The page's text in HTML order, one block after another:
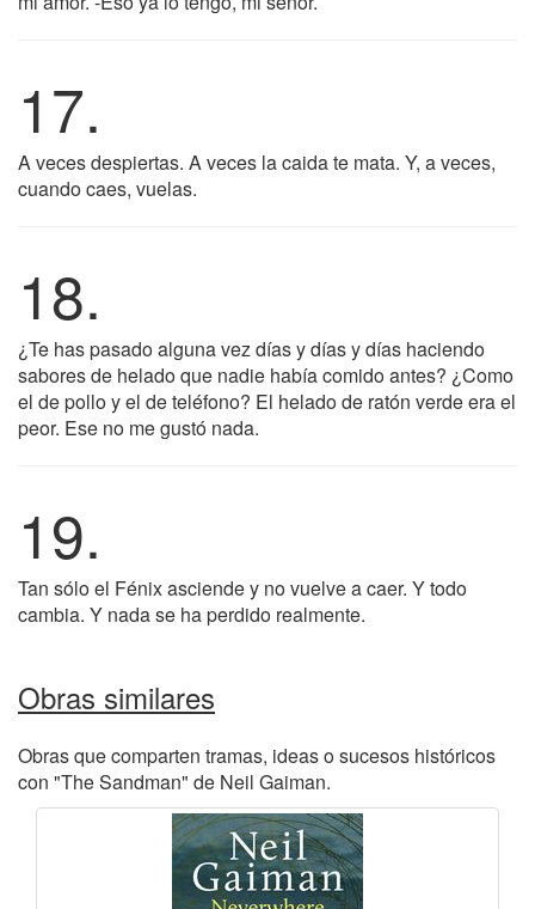
17.
A veces despiertas. A veces la caida te mata. Y, a veces,
cuando caes, vuelas.
18.
¿Te has pasado alguna vez días y días y días haciendo
sabores de helado que nadie había comido antes? ¿Como
el de pollo y el de teléfono? El helado de ratón verde era el
peor. Ese no me gustó nada.
19.
Tan sólo el Fénix asciende y no vuelve a caer. Y todo
cambia. Y nada se ha perdido realmente.
Obras similares
Obras que comparten tramas, ideas o sucesos históricos
con "The Sandman" de Neil Gaiman.